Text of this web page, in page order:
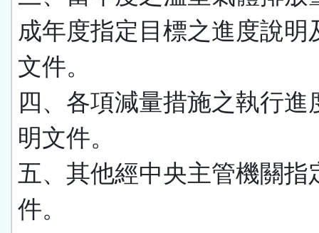
成年度指定目標之進度說明
文件。
四、各項減量措施之執行進
明文件。
五、其他經中央主管機關指
件。